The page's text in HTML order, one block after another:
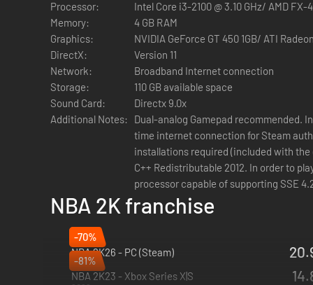
NBA 2K22 legt das ganze Basketballuniversum in deine
eigenes Dreamteam aus den Stars von heute und
Stelle in Mein GM und Meine LIGA als mächtiger
VERBESSERE DEIN SPIEL
Neue taktische Offense trifft auf verbesserte Defense -
Basis - und kontere sie am anderen Ende des Courts mit
ALLE MANN AN BORD
Im brandneuen, für den PC entwickelten Viertel von 2K22
DEIN DREAMTEAM
Sammeln, kombinieren und dann ab auf den Court - im
NBA-Geschichte zusammen. Erkunde fantastische
Processor:
Intel Core i3-2100 @ 3.10
Memory:
4 GB RAM
Graphics:
NVIDIA GeForce GT 450 1GB/ ATI
DirectX:
Version 11
Network:
Broadband Internet connection
Storage:
110 GB available space
Sound Card:
Directx 9.0x
Additional Notes:
Dual-analog Gamepad recommended.
time internet connection for Steam
installations required (included with
C++ Redistributable 2012. In order to
processor capable of supporting SSE
NBA 2K franchise
-70%
NBA 2K26 - PC (Steam)
2025
-81%
NBA 2K23 - Xbox Series X|S